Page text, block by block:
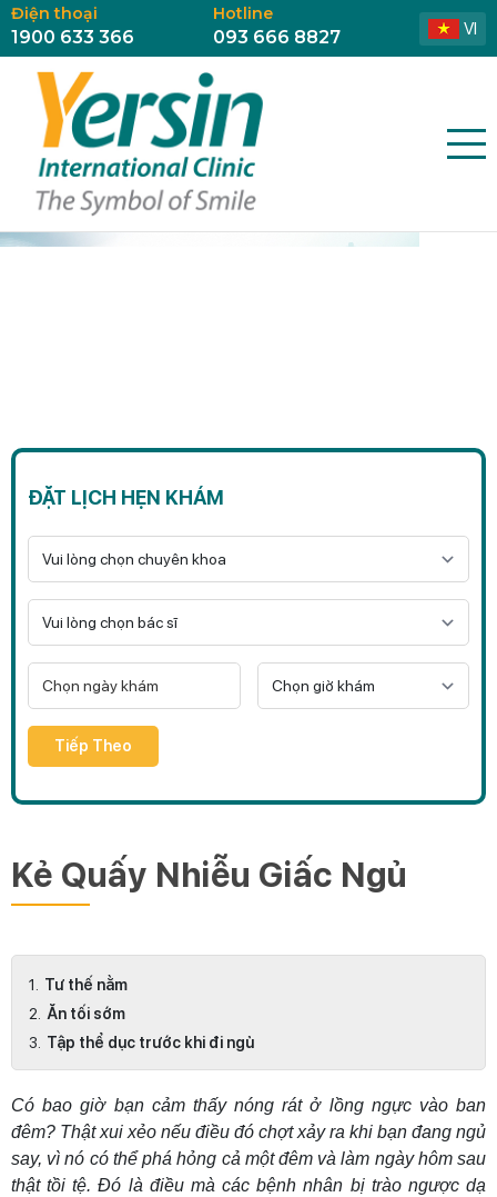
Điện thoại
1900 633 366
Hotline
093 666 8827 VI
ĐẶT LỊCH HẸN KHÁM
Tiếp Theo
Kẻ Quấy Nhiễu Giấc Ngủ
Tư thế nằm
Ăn tối sớm
Tập thể dục trước khi đi ngủ
Có bao giờ bạn cảm thấy nóng rát ở lồng ngực vào ban
đêm? Thật xui xẻo nếu điều đó chợt xảy ra khi bạn đang ngủ
say, vì nó có thể phá hỏng cả một đêm và làm ngày hôm sau
thật tồi tệ. Đó là điều mà các bệnh nhân bị trào ngược dạ